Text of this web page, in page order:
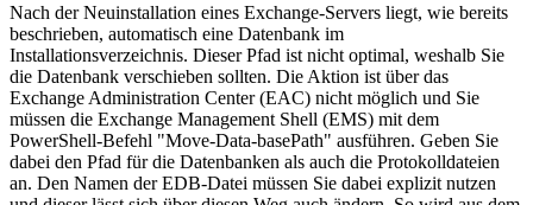
Nach der Neuinstallation eines Exchange-Servers liegt, wie bereits
beschrieben, automatisch eine Datenbank im
Installationsverzeichnis. Dieser Pfad ist nicht optimal, weshalb Sie
die Datenbank verschieben sollten. Die Aktion ist über das
Exchange Administration Center (EAC) nicht möglich und Sie
müssen die Exchange Management Shell (EMS) mit dem
PowerShell-Befehl "Move-Data-basePath" ausführen. Geben Sie
dabei den Pfad für die Datenbanken als auch die Protokolldateien
an. Den Namen der EDB-Datei müssen Sie dabei explizit nutzen